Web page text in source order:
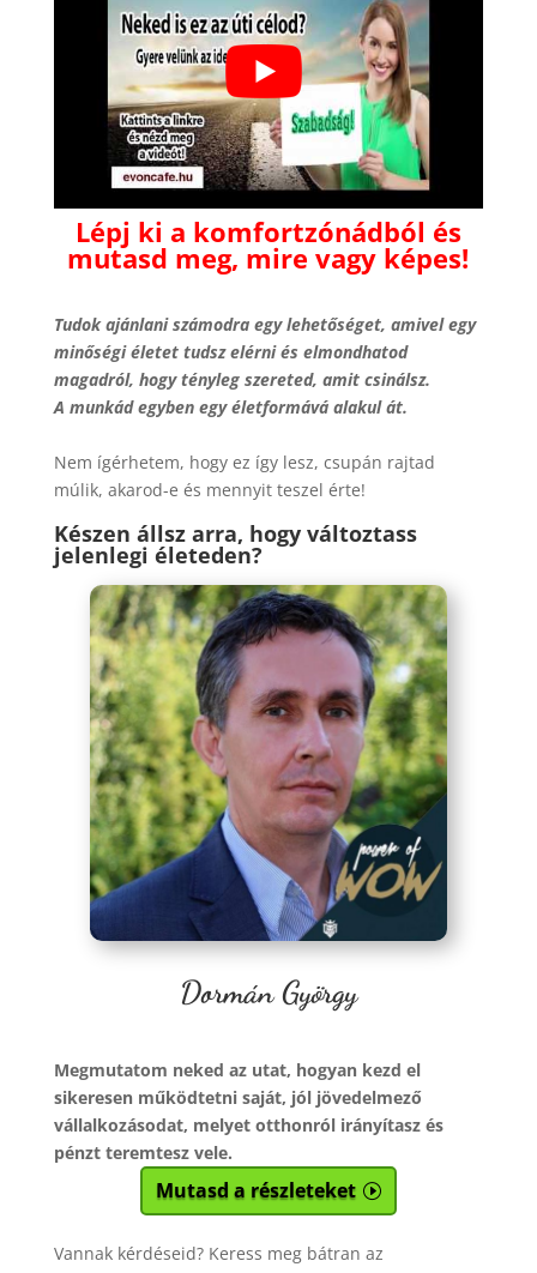
Lépj ki a komfortzónádból és
mutasd meg, mire vagy képes!
Tudok ajánlani számodra egy lehetőséget, amivel egy
minőségi életet tudsz elérni és elmondhatod
magadról, hogy tényleg szereted, amit csinálsz.
A munkád egyben egy életformává alakul át.
Nem ígérhetem, hogy ez így lesz, csupán rajtad
múlik, akarod-e és mennyit teszel érte!
Készen állsz arra, hogy változtass
jelenlegi életeden?
Dormán György
Megmutatom neked az utat, hogyan kezd el
sikeresen működtetni saját, jól jövedelmező
vállalkozásodat, melyet otthonról irányítasz és
pénzt teremtesz vele.
Mutasd a részleteket
Vannak kérdéseid? Keress meg bátran az